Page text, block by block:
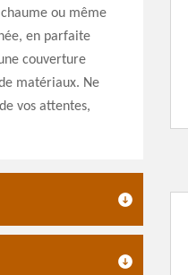
ou même
en parfaite
couverture
matériaux. Ne
vos attentes,